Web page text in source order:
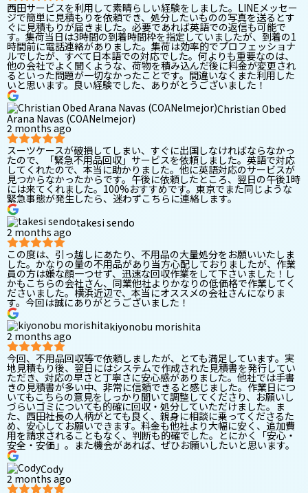
西田サービスを利用して素晴らしい経験をしました。LINEメッセー
ジで簡単に見積もりを依頼でき、処分したいものの写真を送るとす
ぐに見積もりが届きました。必要であれば英語での返信も可能で
す。集荷当日は3時間の到着時間枠を指定していましたが、到着の1
時間前に電話連絡がありました。集荷は効率的でプロフェッショナ
ルでしたが、すべて日本語での対応でした。何よりも重要なのは、
他の会社でよく聞くような、荷物を積み込んだ後に料金が変更され
るといった問題が一切なかったことです。間違いなくまた利用した
いと思います。良い経験でした、ありがとうございました！
Christian Obed
Arana Navas (COANelmejor)
2 months ago
スーツケースが破損してしまい、すぐに出国しなければならなかっ
たので、「緊急不用品回収」サービスを依頼しました。英語で対応
してくれたので、本当に助かりました。他に英語対応のサービスが
見つからなかったからです。午後に依頼したところ、翌日の午後1時
には来てくれました。100%おすすめです。東京でまた同じような
緊急事態が発生したら、迷わずこちらに連絡します。
takesi sendo
2 months ago
この度は、引っ越しにあたり、不用品の大量処分をお願いいたしま
した。かなりの量の不用品があり当方心配しておりましたが、作業
員の方は嫌な顔一つせず、迅速な回収作業をして下さいました！し
かもこちらの会社さん、同業他社よりかなりの低価格で作業してく
ださいました。横浜近辺で、本当にオススメの会社さんになりま
す。今回は誠にありがとうございました！
kiyonobu morishita
2 months ago
今回、不用品回収等で依頼しましたが、とても満足しています。実
地見積もり後、翌日にはシステムで作成された見積書を発行してい
ただき、対応の早さと丁寧さに安心感がありました。他社では手書
きの見積書が多い中、非常に信頼できると感じました。作業日につ
いてもこちらの意見をしっかり聞いて調整してくださり、お願いし
づらいゴミについても的確に回収・処分していただけました。ま
た、西田社長の人柄がとても良く、親身に相談に乗ってくださるた
め、安心してお願いできます。料金も他社より大幅に安く、追加費
用を請求されることもなく、判断も的確でした。とにかく「安心・
安全・安価」。また機会があれば、ぜひお願いしたいと思います。
Cody
2 months ago